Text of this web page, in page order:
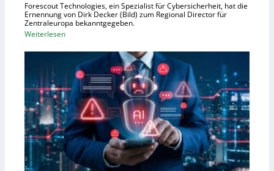
w
ü
r
e
g
e
n
S
c
h
Forescout Technologies, ein Spezialist für Cybersicherheit, hat die
Ernennung von Dirk Decker (Bild) zum Regional Director für
Zentraleuropa bekanntgegeben.
Weiterlesen:
r
e
s
c
o
u
t
e